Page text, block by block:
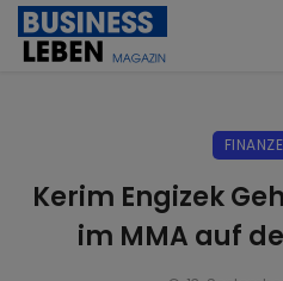
Kerim Engizek
im MMA auf